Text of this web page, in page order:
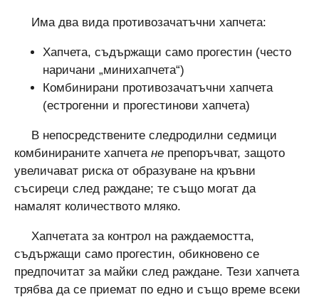
Има два вида противозачатъчни хапчета:
Хапчета, съдържащи само прогестин (често
наричани „минихапчета“)
Комбинирани противозачатъчни хапчета
(естрогенни и прогестинови хапчета)
В непосредствените следродилни седмици
комбинираните хапчета не препоръчват, защото
увеличават риска от образуване на кръвни
съсиреци след раждане; те също могат да
намалят количеството мляко.
Хапчетата за контрол на раждаемостта,
съдържащи само прогестин, обикновено се
предпочитат за майки след раждане. Тези хапчета
трябва да се приемат по едно и също време всеки